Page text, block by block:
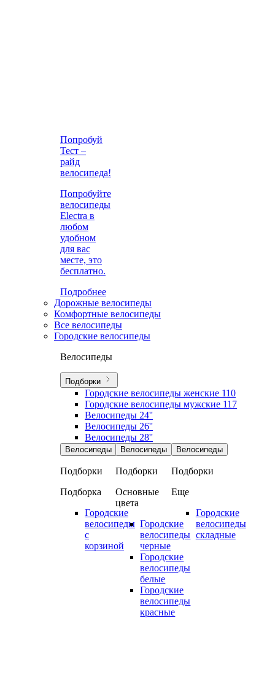
Попробуй
Тест –
райд
велосипеда!
Попробуйте
велосипеды
Electra в
любом
удобном
для вас
месте, это
бесплатно.
Подробнее
Дорожные велосипеды
Комфортные велосипеды
Все велосипеды
Городские велосипеды
Велосипеды
Подборки
Городские велосипеды женские 110
Городские велосипеды мужские 117
Велосипеды 24''
Велосипеды 26''
Велосипеды 28''
Велосипеды
Подборки
Подборка
Городские
велосипеды
с
корзиной
Велосипеды
Подборки
Основные
цвета
Городские
велосипеды
черные
Городские
велосипеды
белые
Городские
велосипеды
красные
Велосипеды
Подборки
Еще
Городские
велосипеды
складные